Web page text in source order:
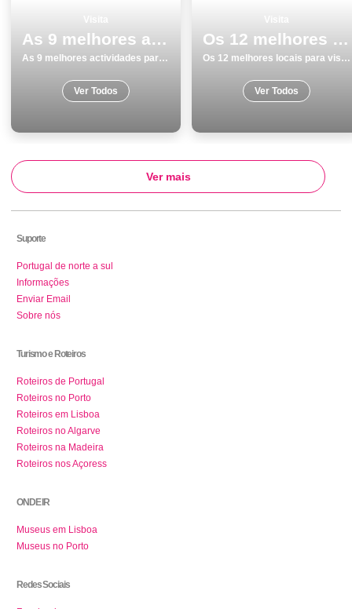
As 9 melhores actividades para fazer e visitar em Vila Real
As 9 melhores actividades para fazer e visitar em Vila Real
Ver Todos
Os 12 melhores locais para visitar em SantarÃ©m
Os 12 melhores locais para visitar em SantarÃ©m
Ver Todos
Ver mais
Suporte
Portugal de norte a sul
Informações
Enviar Email
Sobre nós
Turismo e Roteiros
Roteiros de Portugal
Roteiros no Porto
Roteiros em Lisboa
Roteiros no Algarve
Roteiros na Madeira
Roteiros nos Açoress
ONDE IR
Museus em Lisboa
Museus no Porto
Redes Sociais